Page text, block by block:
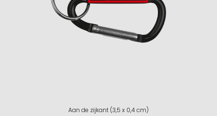
Aan de zijkant (3,5 x 0,4 cm)